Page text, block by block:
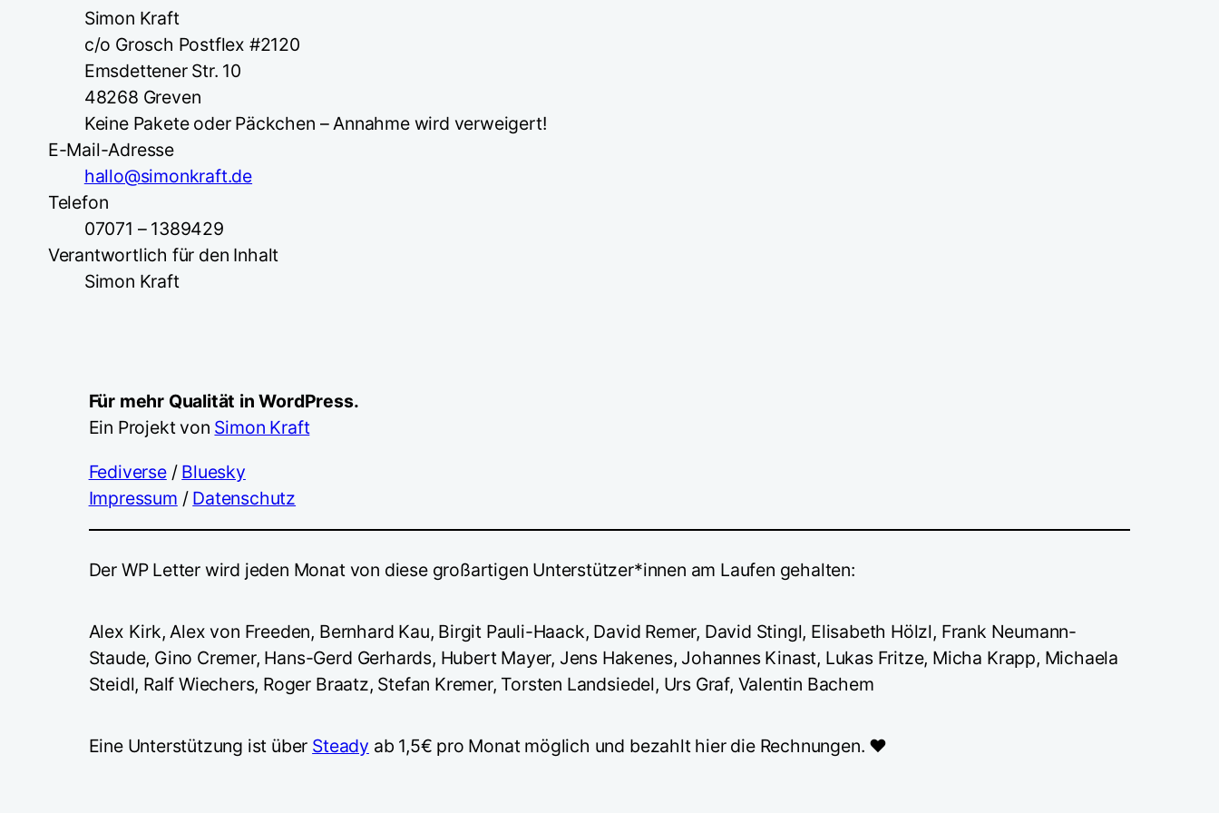
Simon Kraft
c/o Grosch Postflex #2120
Emsdettener Str. 10
48268 Greven
Keine Pakete oder Päckchen – Annahme wird verweigert!
E-Mail-Adresse
hallo@simonkraft.de
Telefon
07071 – 1389429
Verantwortlich für den Inhalt
Simon Kraft
Für mehr Qualität in WordPress.
Ein Projekt von Simon Kraft
Fediverse/ Bluesky
Impressum / Datenschutz
Der WP Letter wird jeden Monat von diese großartigen Unterstützer*innen am Laufen gehalten:
Alex Kirk, Alex von Freeden, Bernhard Kau, Birgit Pauli-Haack, David Remer, David Stingl, Elisabeth Hölzl, Frank Neumann-
Staude, Gino Cremer, Hans-Gerd Gerhards, Hubert Mayer, Jens Hakenes, Johannes Kinast, Lukas Fritze, Micha Krapp, Michaela
Steidl, Ralf Wiechers, Roger Braatz, Stefan Kremer, Torsten Landsiedel, Urs Graf, Valentin Bachem
Eine Unterstützung ist über Steady ab 1,5€ pro Monat möglich und bezahlt hier die Rechnungen. ❤️